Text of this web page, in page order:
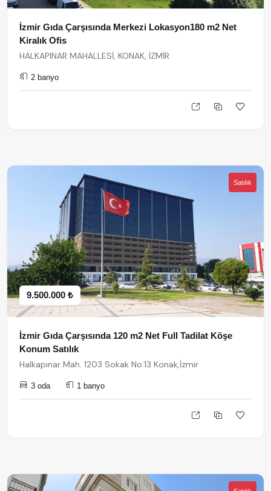
İzmir Gıda Çarşısında Merkezi Lokasyon180 m2 Net
Kiralık Ofis
HALKAPINAR MAHALLESİ, KONAK, İZMİR
2 banyo
Satılık
9.500.000 ₺
İzmir Gıda Çarşısında 120 m2 Net Full Tadilat Köşe
Konum Satılık
Halkapınar Mah. 1203 Sokak No:13 Konak,İzmir
3 oda 1 banyo